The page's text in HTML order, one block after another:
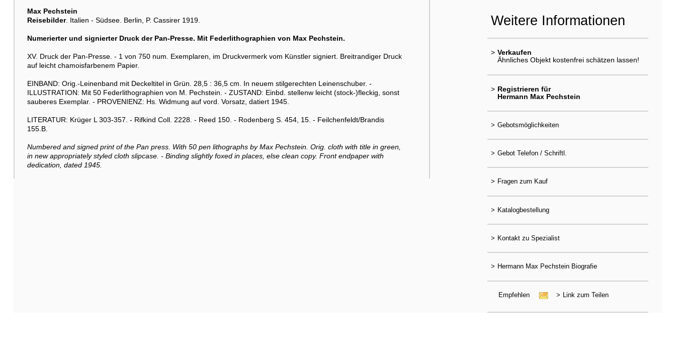
Max Pechstein
Reisebilder. Italien - Südsee. Berlin, P. Cassirer 1919.
Numerierter und signierter Druck der Pan-Presse. Mit Federlithographien von Max Pechstein.
XV. Druck der Pan-Presse. - 1 von 750 num. Exemplaren, im Druckvermerk vom Künstler signiert. Breitrandiger Druck
auf leicht chamoisfarbenem Papier.
EINBAND: Orig.-Leinenband mit Deckeltitel in Grün. 28,5 : 36,5 cm. In neuem stilgerechten Leinenschuber. -
ILLUSTRATION: Mit 50 Federlithographien von M. Pechstein. - ZUSTAND: Einbd. stellenw leicht (stock-)fleckig, sonst
sauberes Exemplar. - PROVENIENZ: Hs. Widmung auf vord. Vorsatz, datiert 1945.
LITERATUR: Krüger L 303-357. - Rifkind Coll. 2228. - Reed 150. - Rodenberg S. 454, 15. - Feilchenfeldt/Brandis
155.B.
Numbered and signed print of the Pan press. With 50 pen lithographs by Max Pechstein. Orig. cloth with title in green,
in new appropriately styled cloth slipcase. - Binding slightly foxed in places, else clean copy. Front endpaper with
dedication, dated 1945.
Weitere Informationen
> Verkaufen
Ähnliches Objekt kostenfrei schätzen lassen!
> Registrieren für
Hermann Max Pechstein
> Gebotsmöglichkeiten
> Gebot Telefon / Schriftl.
> Fragen zum Kauf
> Katalogbestellung
> Kontakt zu Spezialist
> Hermann Max Pechstein Biografie
Empfehlen > Link zum Teilen